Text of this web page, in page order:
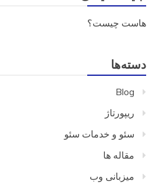
هاست چیست؟
دسته‌ها
Blog
ریپورتاژ
سئو و خدمات سئو
مقاله ها
میزبانی وب